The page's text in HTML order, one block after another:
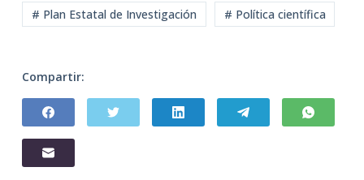
# Plan Estatal de Investigación # Política científica
Compartir: